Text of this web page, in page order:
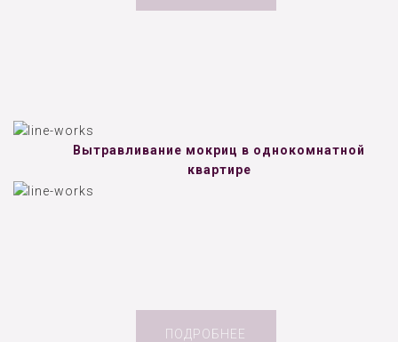
Вытравливание мокриц в однокомнатной
квартире
ПОДРОБНЕЕ